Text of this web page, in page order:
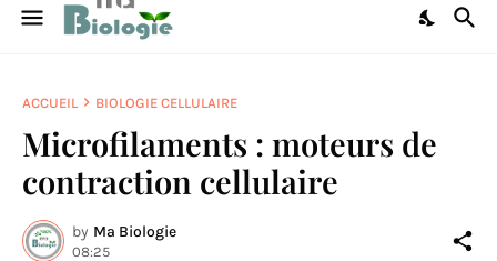
ACCUEIL BIOLOGIE CELLULAIRE
Microfilaments : moteurs de
contraction cellulaire
by Ma Biologie
08:25